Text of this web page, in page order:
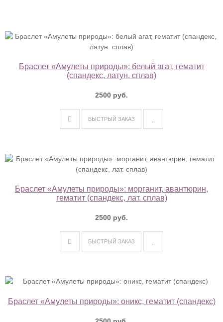
Браслет «Амулеты природы»: белый агат, гематит
(спандекс, латун. сплав)
2500 руб.
БЫСТРЫЙ ЗАКАЗ
Браслет «Амулеты природы»: морганит, авантюрин,
гематит (спандекс, лат. сплав)
2500 руб.
БЫСТРЫЙ ЗАКАЗ
Браслет «Амулеты природы»: оникс, гематит (спандекс)